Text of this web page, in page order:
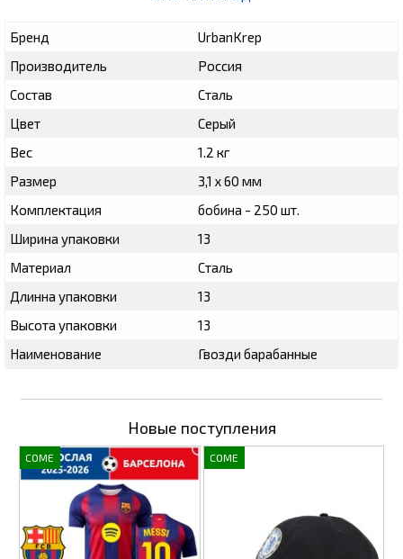
Бренд
UrbanKrep
Производитель
Россия
Состав
Сталь
Цвет
Серый
Вес
1.2 кг
Размер
3,1 х 60 мм
Комплектация
бобина - 250 шт.
Ширина упаковки
13
Материал
Сталь
Длинна упаковки
13
Высота упаковки
13
Наименование
Гвозди барабанные
Новые поступления
COME COME